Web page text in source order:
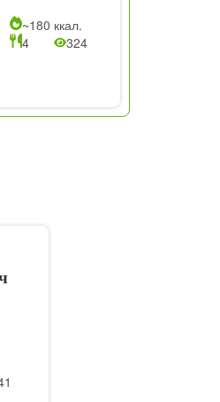
~180 ккал.
4 324